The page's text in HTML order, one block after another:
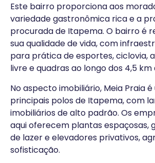
Este bairro proporciona aos
variedade gastronômica rica e a
procurada de Itapema. O bairro é
sua qualidade de vida, com
para prática de esportes, ciclovia,
livre e quadras ao longo dos 4,5 km
No aspecto imobiliário, Meia Praia é
principais polos de Itapema, com
imobiliários de alto padrão. Os
aqui oferecem plantas espaçosas,
de lazer e elevadores privativos,
sofisticação.